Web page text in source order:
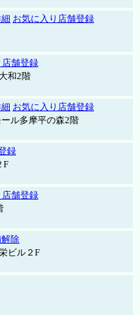
お気に入り店舗登録
店舗登録
和2階
お気に入り店舗登録
ル多摩平の森2階
録
F
店舗登録
除
ビル２F